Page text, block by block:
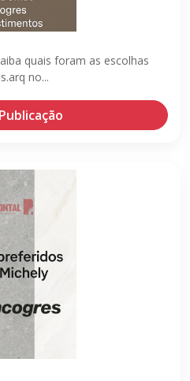
quais foram as escolhas
no...